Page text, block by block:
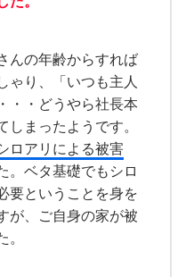
んの年齢からすれば
ゃり、「いつも主人
・・どうやら社長本
しまったようです。
ロアリによる被害
。ベタ基礎でもシロ
要ということを身を
が、ご自身の家が被